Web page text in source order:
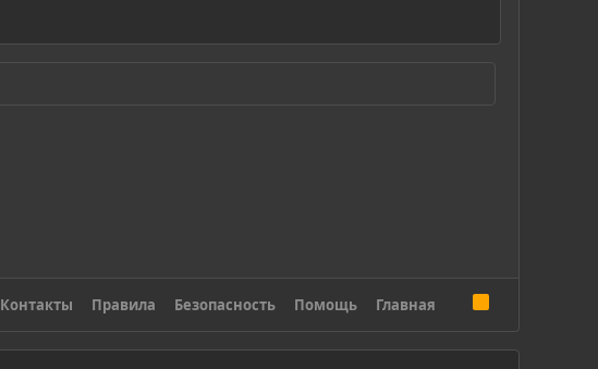
Контакты Правила Безопасность Помощь Главная
S